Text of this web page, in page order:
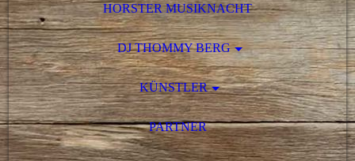
HORSTER MUSIKNACHT
DJ THOMMY BERG
KÜNSTLER
PARTNER